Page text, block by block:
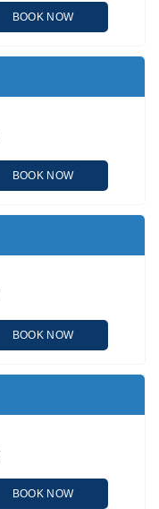
BOOK NOW
BOOK NOW
BOOK NOW
BOOK NOW